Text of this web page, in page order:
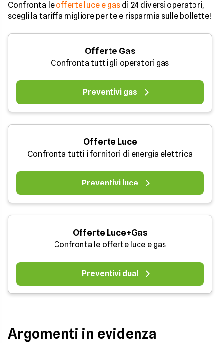
Confronta le offerte luce e gasdi 24 diversi operatori,
scegli la tariffa migliore per te e risparmia sulle bollette!
Offerte Gas
Confronta tutti gli operatori gas
Preventivi gas
Offerte Luce
Confronta tutti i fornitori di energia elettrica
Preventivi luce
Offerte Luce+Gas
Confronta le offerte luce e gas
Preventivi dual
Argomenti in evidenza